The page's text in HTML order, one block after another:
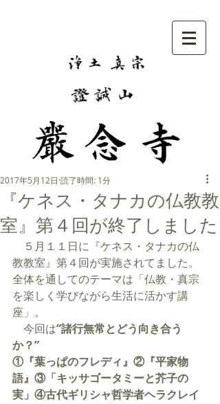
『ケネス・タナカの仏教教
室』第４回が終了しました
2017年5月12日 読了時間: 1分
５月１１日に『ケネス・タナカの仏
教教室』第４回が実施されてました。
全体を通してのテーマは「仏教・真宗
を楽しく学びながら生活に活かす講
座」。
今回は”諸行無常とどう向き合う
か？”
①『葉っぱのフレディ』②『平家物
語』③「キッサゴータミーと芥子の
実」④古代ギリシャ哲学者ヘラクレイ